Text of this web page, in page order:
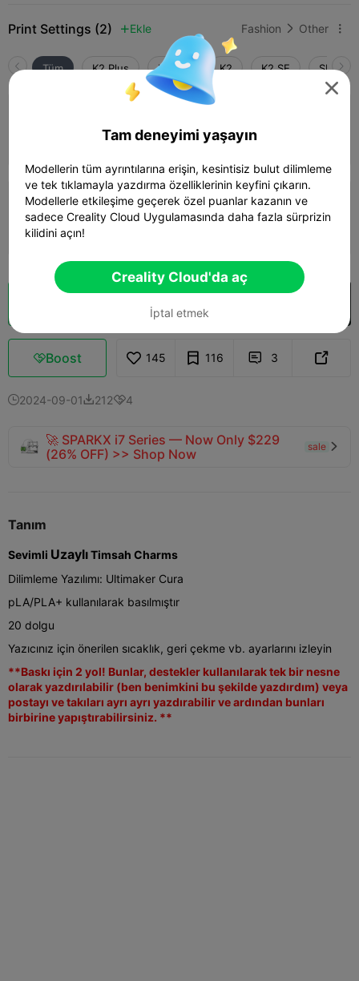
Print Settings (2)  Ekle Fashion  Other 
Tüm K2 Plus K2 Pro K2 K2 SE
 23m 43s  1 plates
0.2mm layer, 2 walls, 15% infill
Boost 145 116  3 
2024-09-012124
🚀 SPARKX i7 Series — Now Only $229
(26% OFF) >> Shop Now
sale 
Tanım
Sevimli UzaylıTimsah Charms
Dilimleme Yazılımı: Ultimaker Cura
pLA/PLA+ kullanılarak basılmıştır
20 dolgu
Yazıcınız için önerilen sıcaklık, geri çekme vb. ayarlarını izleyin
**Baskı için 2 yol! Bunlar, destekler kullanılarak tek bir nesne
olarak yazdırılabilir (ben benimkini bu şekilde yazdırdım) veya
postayı ve takıları ayrı ayrı yazdırabilir ve ardından bunları
birbirine yapıştırabilirsiniz. **

Tam deneyimi yaşayın
Modellerin tüm ayrıntılarına erişin, kesintisiz bulut dilimleme
ve tek tıklamayla yazdırma özelliklerinin keyfini çıkarın.
Modellerle etkileşime geçerek özel puanlar kazanın ve
sadece Creality Cloud Uygulamasında daha fazla sürprizin
kilidini açın!
Creality Cloud'da aç
İptal etmek